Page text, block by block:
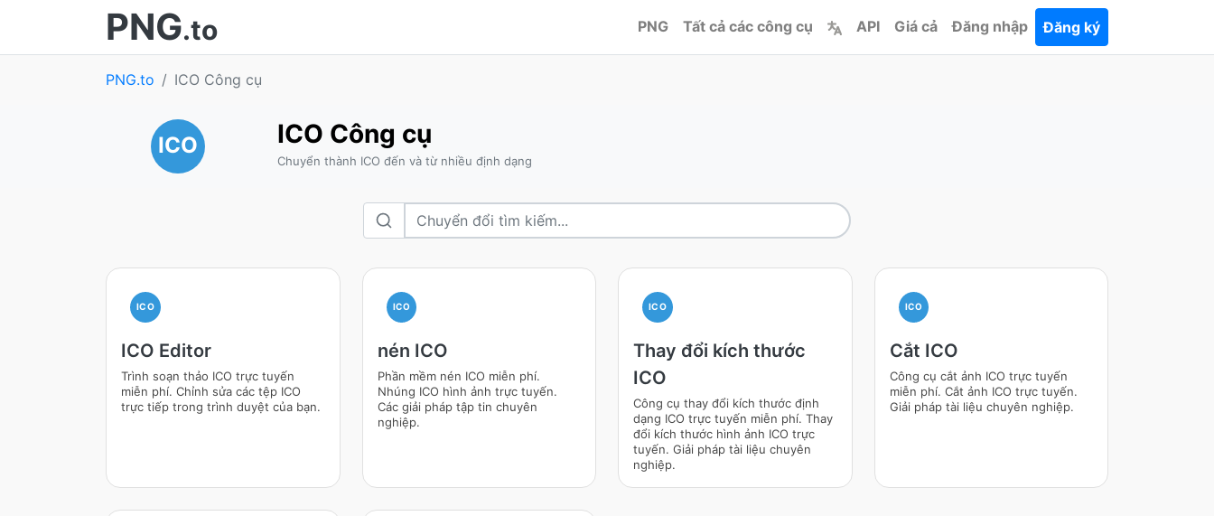
PNG.to PNG Tất cả các công cụ API Giá cả Đăng nhập Đăng ký
PNG.to ICO Công cụ
ICO ICO Công cụ
Chuyển thành ICO đến và từ nhiều định dạng
ICO
ICO Editor
Trình soạn thảo ICO trực tuyến
miễn phí. Chỉnh sửa các tệp ICO
trực tiếp trong trình duyệt của bạn.
ICO
nén ICO
Phần mềm nén ICO miễn phí.
Nhúng ICO hình ảnh trực tuyến.
Các giải pháp tập tin chuyên
nghiệp.
ICO
Thay đổi kích thước
ICO
Công cụ thay đổi kích thước định
dạng ICO trực tuyến miễn phí. Thay
đổi kích thước hình ảnh ICO trực
tuyến. Giải pháp tài liệu chuyên
nghiệp.
ICO
Cắt ICO
Công cụ cắt ảnh ICO trực tuyến
miễn phí. Cắt ảnh ICO trực tuyến.
Giải pháp tài liệu chuyên nghiệp.